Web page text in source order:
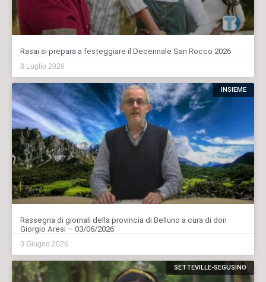
Rasai si prepara a festeggiare il Decennale San Rocco 2026
8 Luglio 2026
INSIEME
Rassegna di giornali della provincia di Belluno a cura di don
Giorgio Aresi – 03/06/2026
3 Giugno 2026
SETTEVILLE-SEGUSINO